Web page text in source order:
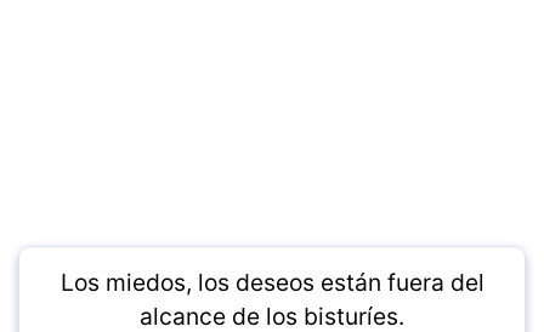
Los miedos, los deseos están fuera del
alcance de los bisturíes.